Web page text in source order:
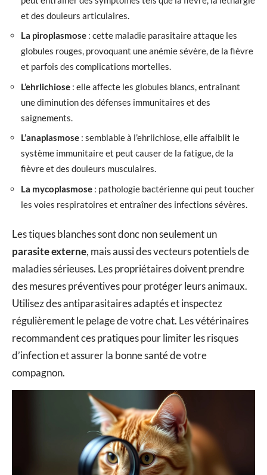
et des douleurs articulaires.
La piroplasmose : cette maladie parasitaire attaque les
globules rouges, provoquant une anémie sévère, de la fièvre
et parfois des complications mortelles.
L’ehrlichiose : elle affecte les globules blancs, entraînant
une diminution des défenses immunitaires et des
saignements.
L’anaplasmose : semblable à l’ehrlichiose, elle affaiblit le
système immunitaire et peut causer de la fatigue, de la
fièvre et des douleurs musculaires.
La mycoplasmose : pathologie bactérienne qui peut toucher
les voies respiratoires et entraîner des infections sévères.
Les tiques blanches sont donc non seulement un
parasite externe, mais aussi des vecteurs potentiels de
maladies sérieuses. Les propriétaires doivent prendre
des mesures préventives pour protéger leurs animaux.
Utilisez des antiparasitaires adaptés et inspectez
régulièrement le pelage de votre chat. Les vétérinaires
recommandent ces pratiques pour limiter les risques
d’infection et assurer la bonne santé de votre
compagnon.